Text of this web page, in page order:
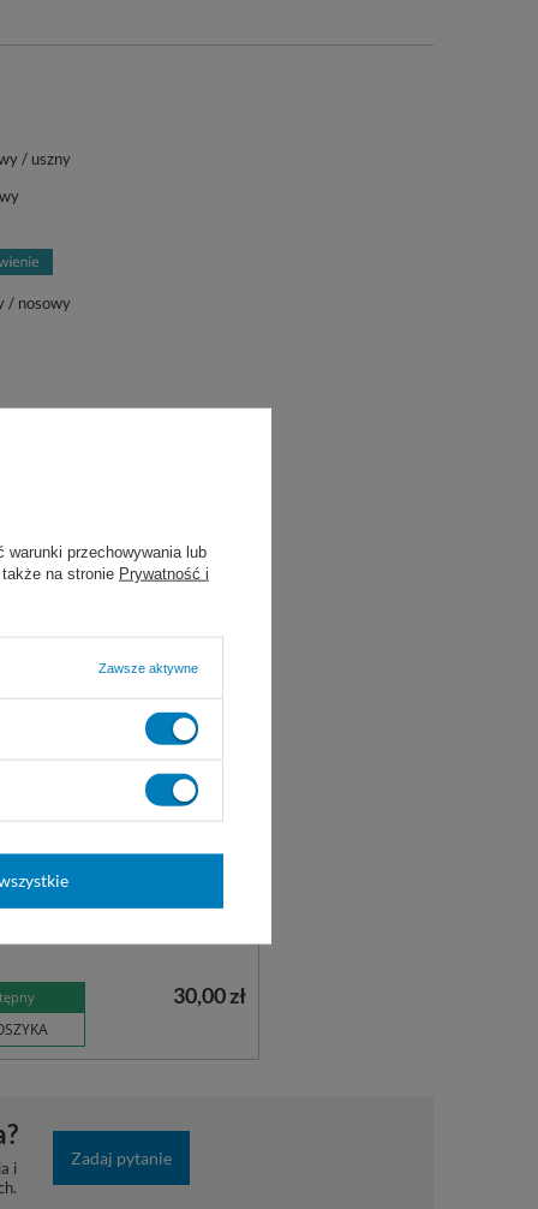
/ uszny
/ nosowy
nosowo-uszny z
podczas zabiegów
Wielokrotnego
stali nierdzewnej.
30,00 zł
i
Zadaj pytanie
warunki przechowywania lub
na stronie Prywatność i
Zawsze aktywne